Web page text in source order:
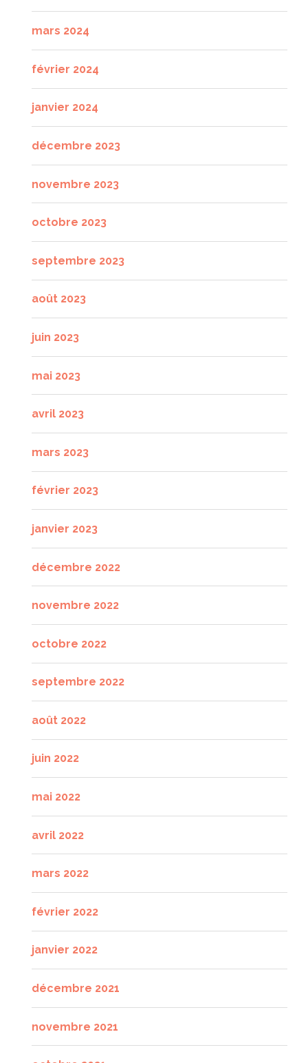
mars 2024
février 2024
janvier 2024
décembre 2023
novembre 2023
octobre 2023
septembre 2023
août 2023
juin 2023
mai 2023
avril 2023
mars 2023
février 2023
janvier 2023
décembre 2022
novembre 2022
octobre 2022
septembre 2022
août 2022
juin 2022
mai 2022
avril 2022
mars 2022
février 2022
janvier 2022
décembre 2021
novembre 2021